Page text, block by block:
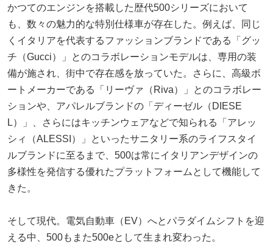
かつてのエンジンを搭載した歴代500シリーズにおいて
も、数々の魅力的な特別仕様車が存在した。例えば、同じ
くイタリアを代表するファッションブランドである「グッ
チ（Gucci）」とのコラボレーションモデルは、専用の装
備が施され、街中で存在感を放っていた。さらに、高級ボ
ートメーカーである「リーヴァ（Riva）」とのコラボレー
ションや、アパレルブランドの「ディーゼル（DIESE
L）」、さらにはキッチンウェアなどで知られる「アレッ
シィ（ALESSI）」といったサニタリー系のライフスタイ
ルブランドに至るまで、500は常にイタリアンデザインの
多様性を発信する優れたプラットフォームとして機能して
きた。
そして現代。電気自動車（EV）へとパラダイムシフトを迎
える中、500もまた500eとして生まれ変わった。